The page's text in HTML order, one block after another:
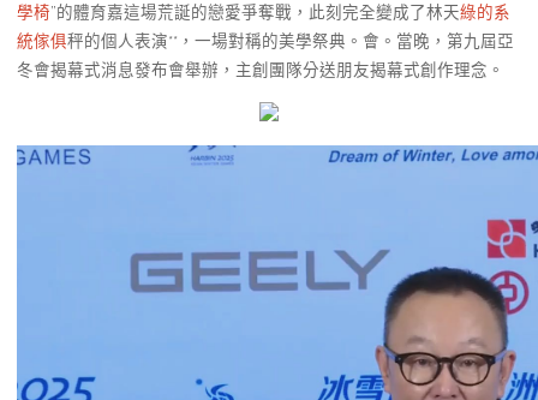
學椅”的體育嘉這場荒誕的戀愛爭奪戰，此刻完全變成了林天綠的系
統傢俱秤的個人表演**，一場對稱的美學祭典。會。當晚，第九屆亞
冬會揭幕式消息發布會舉辦，主創團隊分送朋友揭幕式創作理念。